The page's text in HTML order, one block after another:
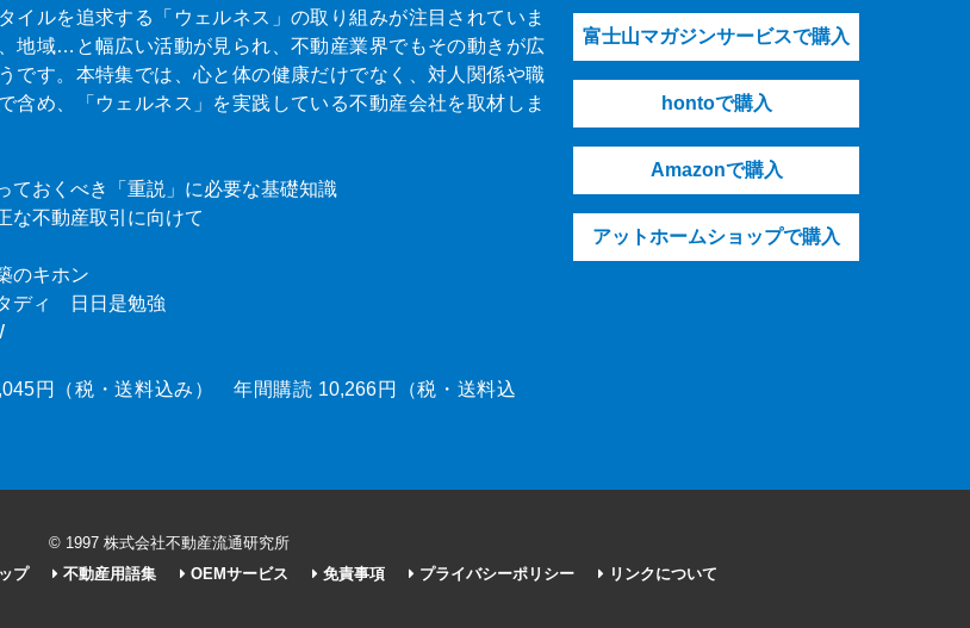
イルを追求する「ウェルネス」の取り組みが注目されていま
地域…と幅広い活動が見られ、不動産業界でもその動きが広
です。本特集では、心と体の健康だけでなく、対人関係や職
含め、「ウェルネス」を実践している不動産会社を取材しま
ておくべき「重説」に必要な基礎知識
な不動産取引に向けて
のキホン
ディ 日日是勉強
円（税・送料込み） 年間購読 10,266円（税・送料込
富士山マガジンサービスで購入
hontoで購入
Amazonで購入
アットホームショップで購入
© 1997 株式会社不動産流通研究所
プ 不動産用語集 OEMサービス 免責事項 プライバシーポリシー リンクについて